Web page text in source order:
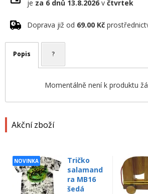
Akční zboží
NOVINKA
Tričko
salamand
ra MB16
šedá
je za 6 dnů 13.8.2026 v čtvrtek
Doprava již od 69.00 Kč
Popis ?
Momentálně není k produktu